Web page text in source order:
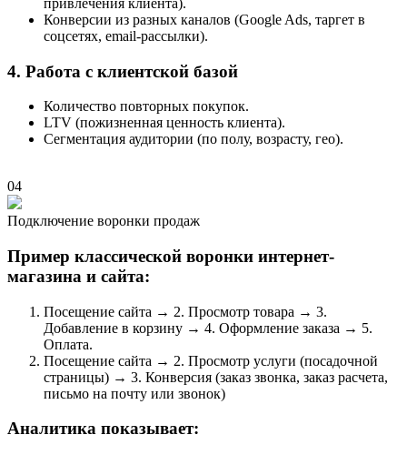
Конверсии из разных каналов (Google Ads, таргет в
соцсетях, email-рассылки).
4. Работа с клиентской базой
Количество повторных покупок.
LTV (пожизненная ценность клиента).
Сегментация аудитории (по полу, возрасту, гео).
04
Подключение воронки продаж
Пример классической воронки интернет-
магазина и сайта:
Посещение сайта → 2. Просмотр товара → 3.
Добавление в корзину → 4. Оформление заказа → 5.
Оплата.
Посещение сайта → 2. Просмотр услуги (посадочной
страницы) → 3. Конверсия (заказ звонка, заказ расчета,
письмо на почту или звонок)
Аналитика показывает: